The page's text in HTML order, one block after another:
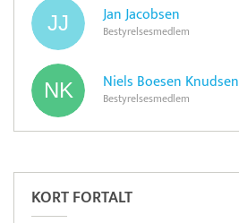
Jan Jacobsen
Bestyrelsesmedlem
Niels Boesen Knudsen
Bestyrelsesmedlem
KORT FORTALT